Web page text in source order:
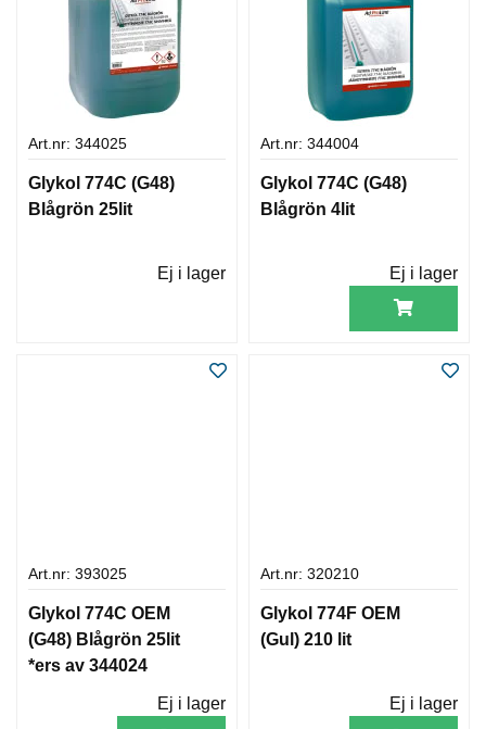
Art.nr: 344025
Glykol 774C (G48)
Blågrön 25lit
Ej i lager
Art.nr: 344004
Glykol 774C (G48)
Blågrön 4lit
Ej i lager
Art.nr: 393025
Glykol 774C OEM
(G48) Blågrön 25lit
*ers av 344024
Ej i lager
Art.nr: 320210
Glykol 774F OEM
(Gul) 210 lit
Ej i lager